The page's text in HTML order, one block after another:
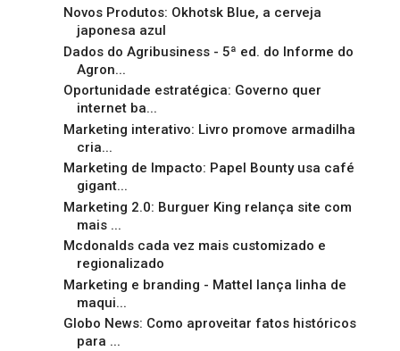
Novos Produtos: Okhotsk Blue, a cerveja
japonesa azul
Dados do Agribusiness - 5ª ed. do Informe do
Agron...
Oportunidade estratégica: Governo quer
internet ba...
Marketing interativo: Livro promove armadilha
cria...
Marketing de Impacto: Papel Bounty usa café
gigant...
Marketing 2.0: Burguer King relança site com
mais ...
Mcdonalds cada vez mais customizado e
regionalizado
Marketing e branding - Mattel lança linha de
maqui...
Globo News: Como aproveitar fatos históricos
para ...